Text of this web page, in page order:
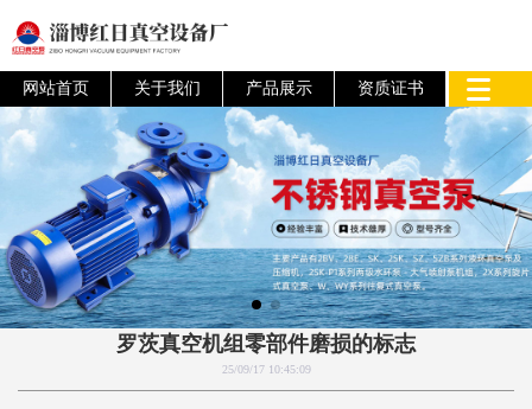
网站首页 关于我们 产品展示 资质证书
罗茨真空机组零部件磨损的标志
25/09/17 10:45:09